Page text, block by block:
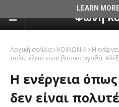
Φωνή
Αρχική σελίδα ΚΟΙΝΩΝΙΑ
Η
πολυτέλεια είναι βασικά αγαθά.
Η ενέργεια
δεν είναι
LEARN